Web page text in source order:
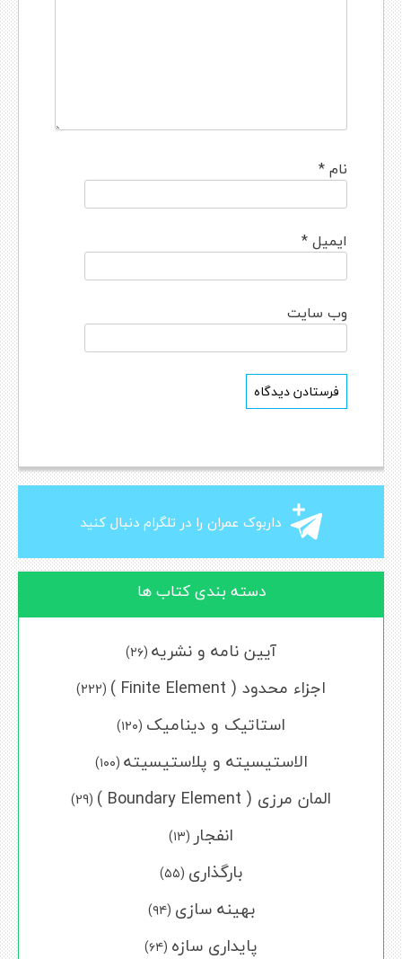
داربوک عمران را در تلگرام دنبال کنید
دسته بندی کتاب ها
آیین نامه و نشریه (۲۶)
اجزاء محدود ( Finite Element ) (222)
استاتیک و دینامیک (۱۲۰)
الاستیسیته و پلاستیسیته (۱۰۰)
المان مرزی ( Boundary Element ) (29)
انفجار (۱۳)
بارگذاری (۵۵)
بهینه سازی (۹۴)
پایداری سازه (۶۴)
نام*
ایمیل*
وب‌ سایت